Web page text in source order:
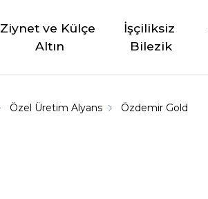
Ziynet ve Külçe
Altın
İşçiliksiz
Bilezik
Özel Üretim Alyans Özdemir Gold